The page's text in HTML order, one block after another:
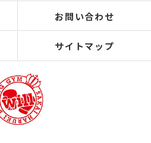
お問い合わせ
サイトマップ